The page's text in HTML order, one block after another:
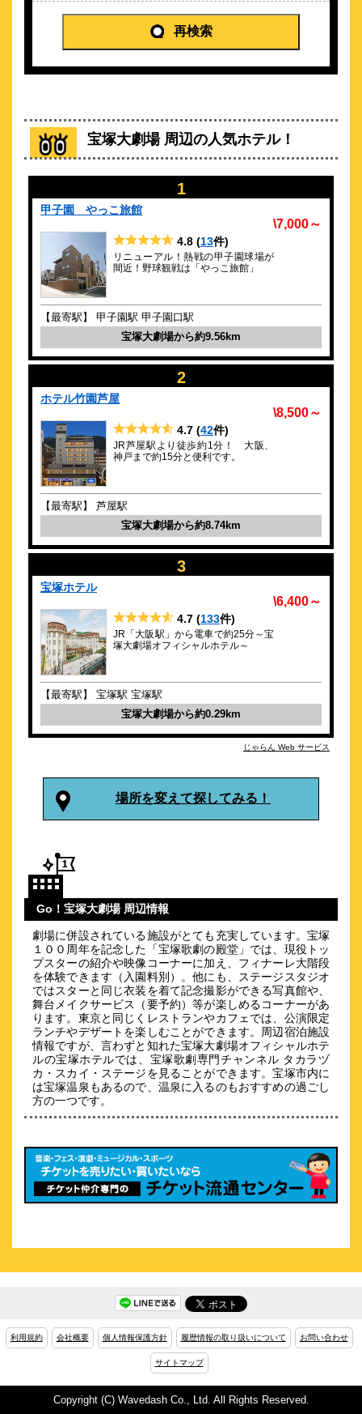
約 8.74 km
ホテル竹園芦屋
クチコミ4.7点 (42件)
す。
約 9.03
クチコミ
大阪・神戸から1時間程◆川西最大級の天然温泉宿
約 9.31 km
\2,880～
クチコミ4.1点 (177件)
全室徹底除菌！安心してご滞在頂けます！キッザニア、球場徒
ホテルリッツ甲子園
\4,650～
クチコミ 3.9点 (30件)
駐車場無料！甲子園駅5分。シャワーカーテンの無い、広い浴室
約 9.49 km
ホテル甲子園
4.1点 (17件)
甲子園球場スグ横、ビジネス・レジャー・観光拠点に便利！
約 9.56 km
\7,000～
クチコミ4.8点 (
リニューアル！熱戦の甲子園球場が間近！野球観戦は「やっこ
約 9.73 km
甲子園ホテル夕立荘
甲子園球場すぐ横のホテル！小さいですが浴室もあります♪
約 11.12 km
竹家荘旅館
\6,050～
クチコミ 4.2点 (8件)
阪神出屋敷駅徒歩1分。梅田まで約15分。Available in
English.
約 11.19 km
サンホテル尼崎 阪神出屋敷駅前
\5,500～
クチコミ4.2点 (59件)
約 11.31 km
ホテルファーストステイ尼崎
\4,450～
クチコミ3.8点 (46件)
ホテルヴィスキオ尼崎
クチコミ4.5点 ( 50件)
ＪＲ大阪駅から快速で約６分！ユニバーサルシティ駅まで２０
分！
再検索
宝塚大劇場 周辺の人気ホテル！
1
甲子園 やっこ旅館
\7,000～
4.8 (13件)
リニューアル！熱戦の甲子園球場が
間近！野球観戦は「やっこ旅館」
【最寄駅】 甲子園駅 甲子園口駅
宝塚大劇場から約9.56km
2
ホテル竹園芦屋
\8,500～
4.7 (42件)
JR芦屋駅より徒歩約1分！ 大阪、
神戸まで約15分と便利です。
【最寄駅】 芦屋駅
宝塚大劇場から約8.74km
3
宝塚ホテル
\6,400～
4.7 (133件)
JR「大阪駅」から電車で約25分～宝
塚大劇場オフィシャルホテル～
【最寄駅】 宝塚駅 宝塚駅
宝塚大劇場から約0.29km
じゃらん Web サービス
場所を変えて探してみる！
Go！宝塚大劇場 周辺情報
劇場に併設されている施設がとても充実しています。宝塚
１００周年を記念した「宝塚歌劇の殿堂」では、現役トッ
プスターの紹介や映像コーナーに加え、フィナーレ大階段
を体験できます（入園料別）。他にも、ステージスタジオ
ではスターと同じ衣装を着て記念撮影ができる写真館や、
舞台メイクサービス（要予約）等が楽しめるコーナーがあ
ります。東京と同じくレストランやカフェでは、公演限定
ランチやデザートを楽しむことができます。周辺宿泊施設
情報ですが、言わずと知れた宝塚大劇場オフィシャルホテ
ルの宝塚ホテルでは、宝塚歌劇専門チャンネル タカラヅ
カ・スカイ・ステージを見ることができます。宝塚市内に
は宝塚温泉もあるので、温泉に入るのもおすすめの過ごし
方の一つです。
利用規約 会社概要 個人情報保護方針 履歴情報の取り扱いについて お問い合わせ
サイトマップ
Copyright (C) Wavedash Co., Ltd. All Rights Reserved.